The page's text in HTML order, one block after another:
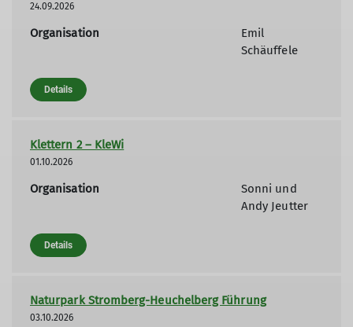
24.09.2026
Organisation
Emil
Schäuffele
Details
Klettern 2 – KleWi
01.10.2026
Organisation
Sonni und
Andy Jeutter
Details
Naturpark Stromberg-Heuchelberg Führung
03.10.2026